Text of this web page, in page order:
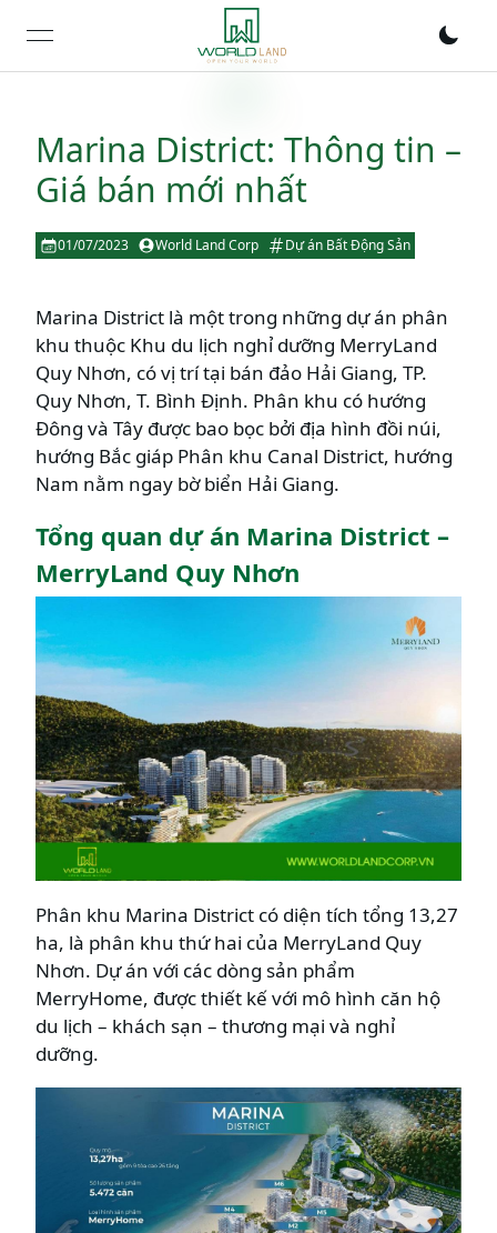
open navigation menu
Marina District: Thông tin –
Giá bán mới nhất
01/07/2023 World Land Corp Dự án Bất Động Sản
Marina District là một trong những dự án phân
khu thuộc Khu du lịch nghỉ dưỡng MerryLand
Quy Nhơn, có vị trí tại bán đảo Hải Giang, TP.
Quy Nhơn, T. Bình Định. Phân khu có hướng
Đông và Tây được bao bọc bởi địa hình đồi núi,
hướng Bắc giáp Phân khu Canal District, hướng
Nam nằm ngay bờ biển Hải Giang.
Tổng quan dự án Marina District –
MerryLand Quy Nhơn
Phân khu Marina District có diện tích tổng 13,27
ha, là phân khu thứ hai của MerryLand Quy
Nhơn. Dự án với các dòng sản phẩm
MerryHome, được thiết kế với mô hình căn hộ
du lịch – khách sạn – thương mại và nghỉ
dưỡng.